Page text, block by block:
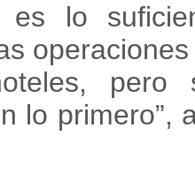
es lo
pero
lo primero”,